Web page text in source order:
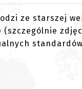
ze starszej
(szczególnie